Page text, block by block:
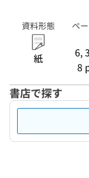
資料形態
紙
ペ
6,
8
書店で探す